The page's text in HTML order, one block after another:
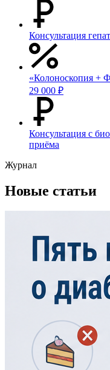
Консультация
«Колоноскопия +
29 000 ₽
Консультация с
приёма
Журнал
Новые статьи